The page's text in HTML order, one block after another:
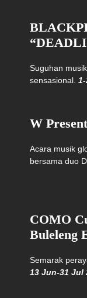
Suguhan
sensasional.
W
Acara musik
bersama duo
COMO
Buleleng
Semarak
13 Jun-31 Jul